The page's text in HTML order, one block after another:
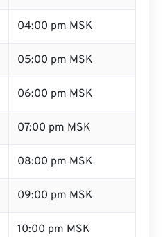
04:00 pm MSK
05:00 pm MSK
06:00 pm MSK
07:00 pm MSK
08:00 pm MSK
09:00 pm MSK
10:00 pm MSK